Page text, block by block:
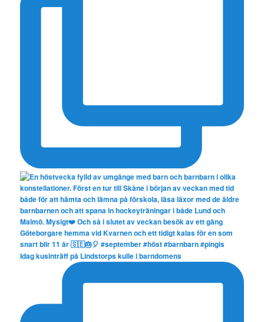
Idag kusinträff på Lindstorps kulle i barndomens